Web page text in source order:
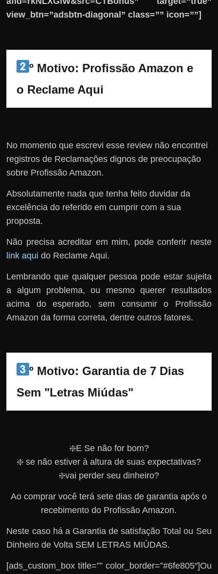
view_btn=”adsbtn-diagonal” class=”” icon=””]
º Motivo: Profissão Amazon e
o Reclame Aqui
No momento que escrevi esse review não encontrei
registros de Reclamações dignos de preocupação
sobre Profissão Amazon.
Absolutamente nada que tenha feito duvidar da
excelência do referido em cumprir com a sua
proposta.
Não precisa acreditar em mim, pode conferir neste
link aqui do Reclame Aqui.
Lembrando que qualquer pessoa pode estar sujeita
a algum problema, ou mesmo querer resultados
acima do esperado, sem consumir o Profissão
Amazon da forma correta, dentre outros fatores.
º Motivo: Garantia de 7 Dias
Sem "Letras Miúdas"
❇️E Se não for bom?
❇️ se não estiver à altura de suas expectativas?
❇️vai perder seu dinheiro?
Ao comprar você terá sete dias de garantia após o
recebimento do Profissão Amazon.
Neste caso há a Garantia de satisfação Total ou Seu
Dinheiro de Volta SEM LETRAS MIÚDAS.
[ads_custom_box title=”” color_border=”#6fe805″]Ou